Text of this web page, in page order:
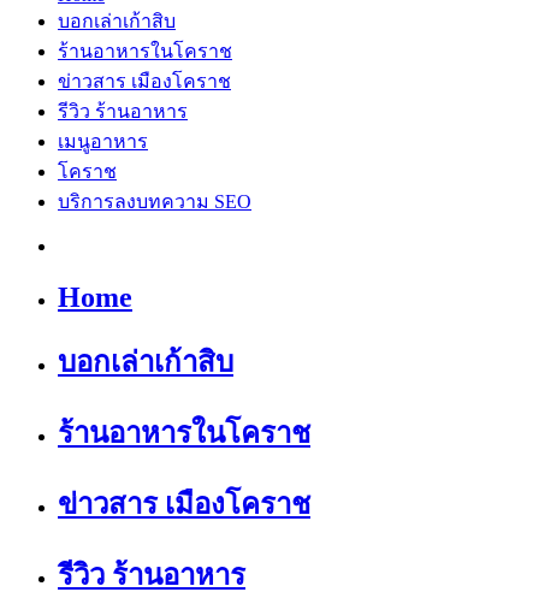
บอกเล่าเก้าสิบ
ร้านอาหารในโคราช
ข่าวสาร เมืองโคราช
รีวิว ร้านอาหาร
เมนูอาหาร
โคราช
บริการลงบทความ SEO
Home
บอกเล่าเก้าสิบ
ร้านอาหารในโคราช
ข่าวสาร เมืองโคราช
รีวิว ร้านอาหาร